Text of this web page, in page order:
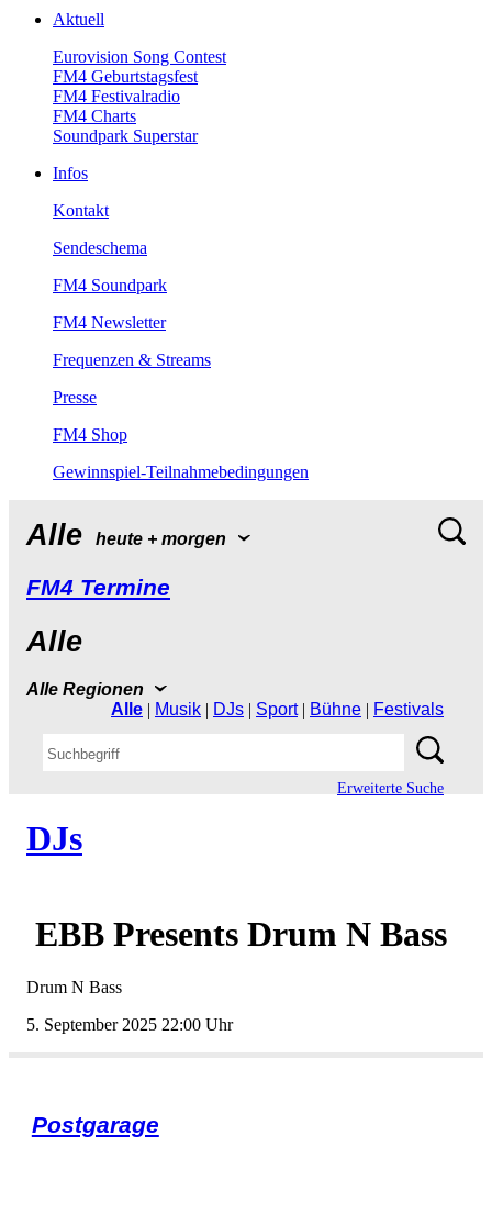
Aktuell
EurovisionSongContest
FM4Geburtstagsfest
FM4Festivalradio
FM4Charts
SoundparkSuperstar
Infos
Kontakt
Sendeschema
FM4Soundpark
FM4Newsletter
Frequenzen&Streams
Presse
FM4Shop
Gewinnspiel-Teilnahmebedingungen
Alle heute+morgen
FM4Termine
Alle
AlleRegionen
Alle | Musik | DJs | Sport| Bühne | Festivals
ErweiterteSuche
DJs
EBBPresentsDrumNBass
DrumNBass
5.September202522:00Uhr
Postgarage